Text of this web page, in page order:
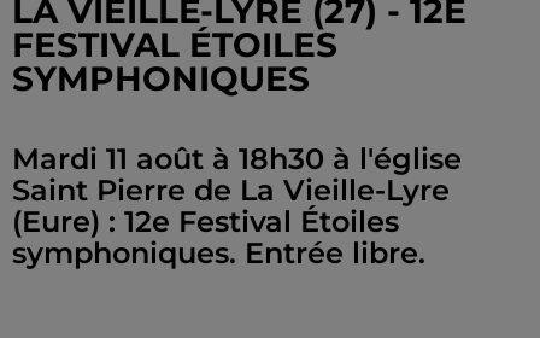
LA VIEILLE-LYRE (27) - 12E
FESTIVAL ÉTOILES
SYMPHONIQUES
Mardi 11 août à 18h30 à l'église
Saint Pierre de La Vieille-Lyre
(Eure) : 12e Festival Étoiles
symphoniques. Entrée libre.